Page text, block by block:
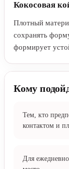
Кокосовая
Плотный
сохранять
формирует
Кому
Тем, кто
контактом и
Для